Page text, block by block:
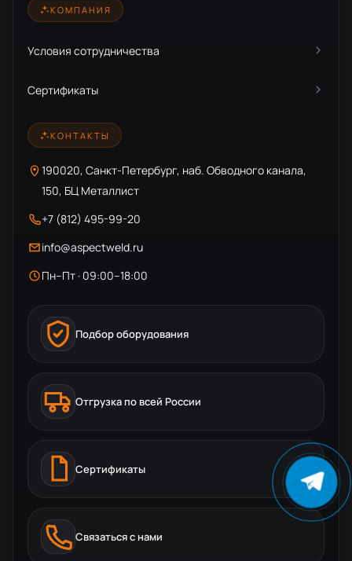
КОМПАНИЯ
Условия сотрудничества
Сертификаты
КОНТАКТЫ
190020, Санкт-Петербург, наб. Обводного канала,
150, БЦ Металлист
+7 (812) 495-99-20
info@aspectweld.ru
Пн–Пт · 09:00–18:00
Подбор оборудования
Отгрузка по всей России
Сертификаты
Связаться с нами